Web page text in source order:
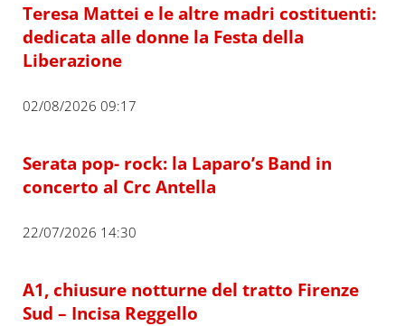
Teresa Mattei e le altre madri costituenti:
dedicata alle donne la Festa della
Liberazione
02/08/2026 09:17
Serata pop- rock: la Laparo’s Band in
concerto al Crc Antella
22/07/2026 14:30
A1, chiusure notturne del tratto Firenze
Sud – Incisa Reggello